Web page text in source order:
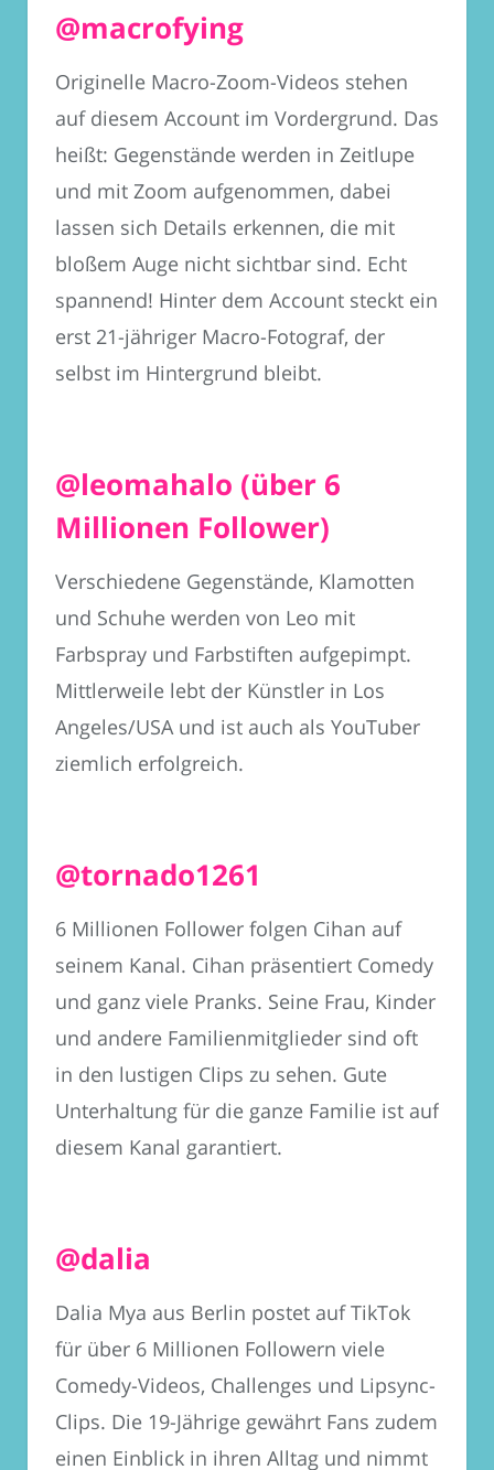
@macrofying
Originelle Macro-Zoom-Videos stehen
auf diesem Account im Vordergrund. Das
heißt: Gegenstände werden in Zeitlupe
und mit Zoom aufgenommen, dabei
lassen sich Details erkennen, die mit
bloßem Auge nicht sichtbar sind. Echt
spannend! Hinter dem Account steckt ein
erst 21-jähriger Macro-Fotograf, der
selbst im Hintergrund bleibt.
@leomahalo (über 6
Millionen Follower)
Verschiedene Gegenstände, Klamotten
und Schuhe werden von Leo mit
Farbspray und Farbstiften aufgepimpt.
Mittlerweile lebt der Künstler in Los
Angeles/USA und ist auch als YouTuber
ziemlich erfolgreich.
@tornado1261
6 Millionen Follower folgen Cihan auf
seinem Kanal. Cihan präsentiert Comedy
und ganz viele Pranks. Seine Frau, Kinder
und andere Familienmitglieder sind oft
in den lustigen Clips zu sehen. Gute
Unterhaltung für die ganze Familie ist auf
diesem Kanal garantiert.
@dalia
Dalia Mya aus Berlin postet auf TikTok
für über 6 Millionen Followern viele
Comedy-Videos, Challenges und Lipsync-
Clips. Die 19-Jährige gewährt Fans zudem
einen Einblick in ihren Alltag und nimmt